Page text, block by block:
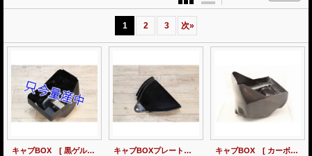
1 2 3 次»
キャブBOX [ 黒ゲル ] MC21・28
キャブBOXプレート [ 黒ゲル ] MC21・28
キャブBOX [ カーボン ] MC21・28